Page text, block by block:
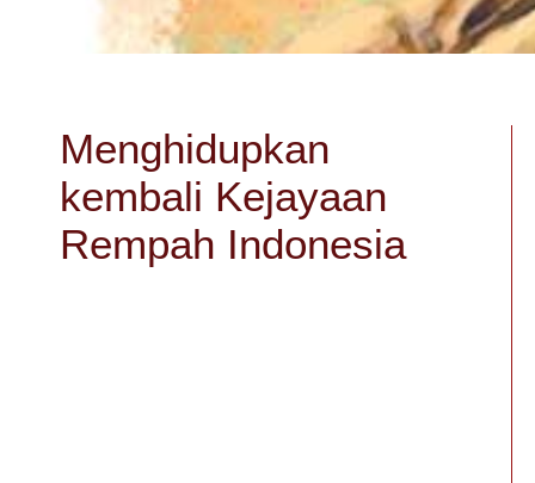
Menghidupkan
kembali Kejayaan
Rempah Indonesia